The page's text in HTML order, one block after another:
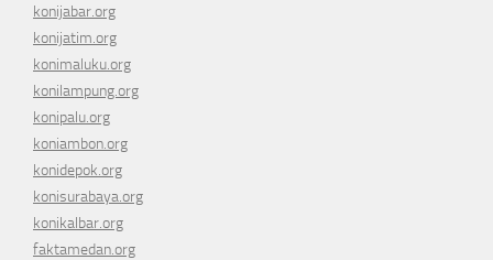
konijabar.org
konijatim.org
konimaluku.org
konilampung.org
konipalu.org
koniambon.org
konidepok.org
konisurabaya.org
konikalbar.org
faktamedan.org